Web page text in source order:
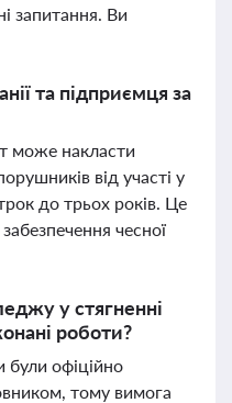
запитання. Ви
та підприємця за
може накласти
від участі у
до трьох років. Це
чесної
у стягненні
роботи?
офіційно
тому вимога